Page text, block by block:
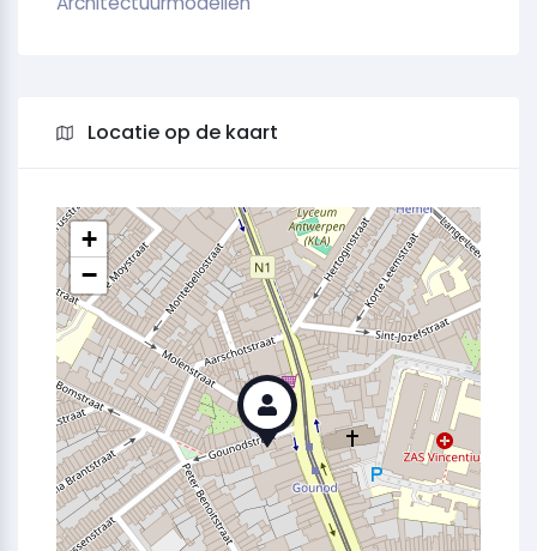
Locatie op de kaart
+
−